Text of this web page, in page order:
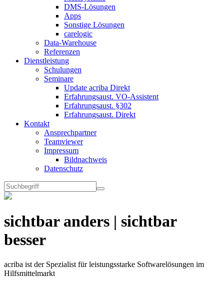
DMS-Lösungen
Apps
Sonstige Lösungen
carelogic
Data-Warehouse
Referenzen
Dienstleistung
Schulungen
Seminare
Update acriba Direkt
Erfahrungsaust. VO-Assistent
Erfahrungsaust. §302
Erfahrungsaust. Direkt
Kontakt
Ansprechpartner
Teamviewer
Impressum
Bildnachweis
Datenschutz
sichtbar anders | sichtbar
besser
acriba ist der Spezialist für leistungsstarke Softwarelösungen im
Hilfsmittelmarkt